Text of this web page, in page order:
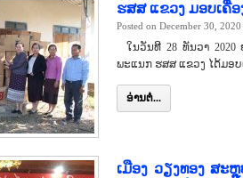
ຮສສ ແຂວງ ມອບເຄື່
Posted on December 30, 2020
ໃນວັນທີ 28 ທັນວາ 2020
ພະແນກ ຮສສ ແຂວງ ໄດ້ມອ
ອ່ານຕໍ່...
ເມືອງ ວຽງທອງ ສະ